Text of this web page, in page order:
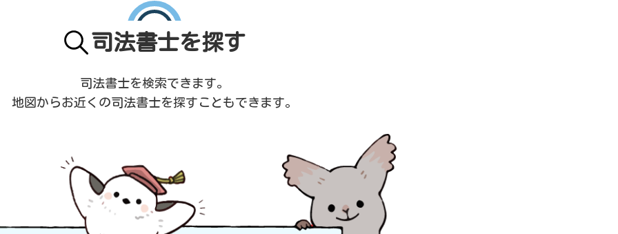
司法書士を探す
司法書士を検索できます。
地図からお近くの司法書士を探すこともできます。